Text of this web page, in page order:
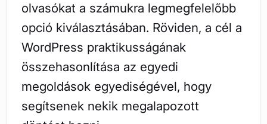
olvasókat a számukra legmegfelelőbb
opció kiválasztásában. Röviden, a cél a
WordPress praktikusságának
összehasonlítása az egyedi
megoldások egyediségével, hogy
segítsenek nekik megalapozott